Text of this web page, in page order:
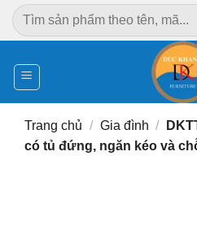
Chuyển
đến
dung
Tìm
kiếm:
Trang chủ / Gia đình /
có tủ đứng, ngăn kéo và